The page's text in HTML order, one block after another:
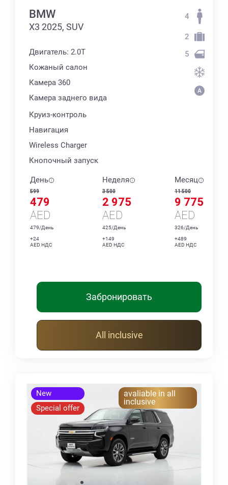
BMW
X3 2025, SUV
Двигатель: 2.0T
Кожаный салон
Камера 360
Камера заднего вида
Круиз-контроль
Навигация
Wireless Charger
Кнопочный запуск
4
2
5
День
599
479
AED
479/День
+24
AED НДС
Неделя
3 500
2 975
AED
425/День
+149
AED НДС
Месяц
11 500
9 775
AED
326/День
+489
AED НДС
Забронировать
All inclusive
New
Special offer
avaliable in all
inclusive